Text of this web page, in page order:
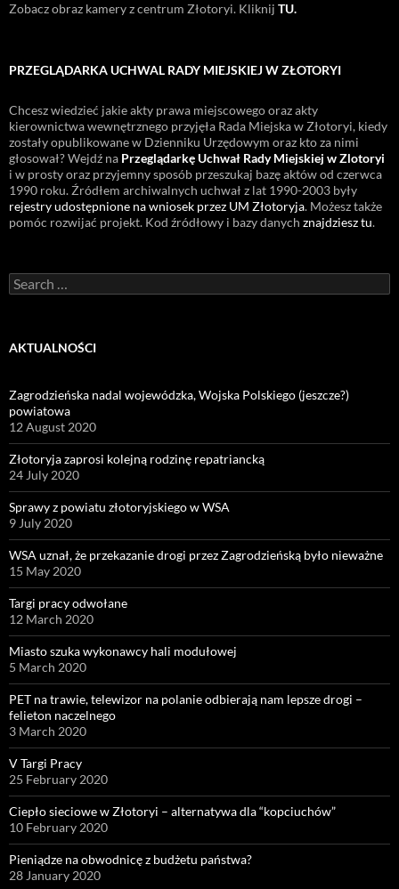
Zobacz obraz kamery z centrum Złotoryi. Kliknij TU.
PRZEGLĄDARKA UCHWAL RADY MIEJSKIEJ W ZŁOTORYI
Chcesz wiedzieć jakie akty prawa miejscowego oraz akty
kierownictwa wewnętrznego przyjęła Rada Miejska w Złotoryi, kiedy
zostały opublikowane w Dzienniku Urzędowym oraz kto za nimi
głosował? Wejdź na Przeglądarkę Uchwał Rady Miejskiej w Zlotoryi
i w prosty oraz przyjemny sposób przeszukaj bazę aktów od czerwca
1990 roku. Źródłem archiwalnych uchwał z lat 1990-2003 były
rejestry udostępnione na wniosek przez UM Złotoryja. Możesz także
pomóc rozwijać projekt. Kod źródłowy i bazy danych znajdziesz tu.
Search
for:
AKTUALNOŚCI
Zagrodzieńska nadal wojewódzka, Wojska Polskiego (jeszcze?)
powiatowa
12 August 2020
Złotoryja zaprosi kolejną rodzinę repatriancką
24 July 2020
Sprawy z powiatu złotoryjskiego w WSA
9 July 2020
WSA uznał, że przekazanie drogi przez Zagrodzieńską było nieważne
15 May 2020
Targi pracy odwołane
12 March 2020
Miasto szuka wykonawcy hali modułowej
5 March 2020
PET na trawie, telewizor na polanie odbierają nam lepsze drogi –
felieton naczelnego
3 March 2020
V Targi Pracy
25 February 2020
Ciepło sieciowe w Złotoryi – alternatywa dla “kopciuchów”
10 February 2020
Pieniądze na obwodnicę z budżetu państwa?
28 January 2020